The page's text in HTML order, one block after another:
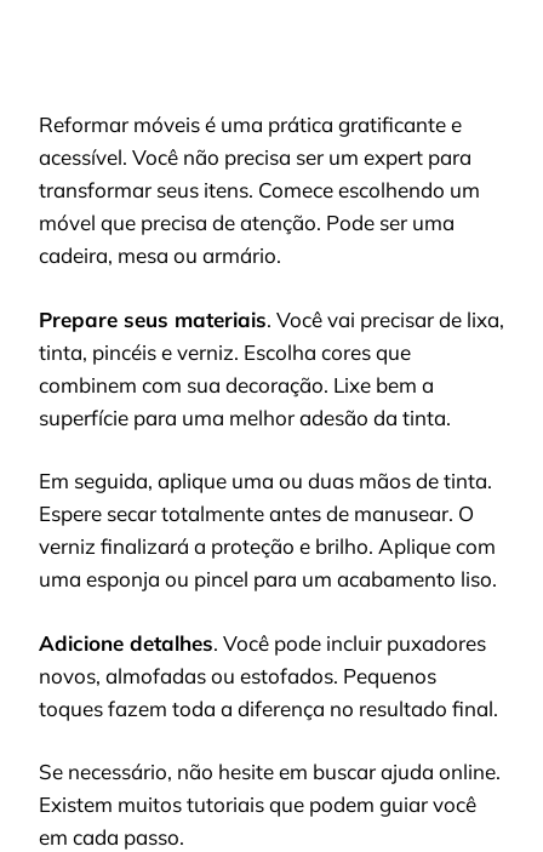
Reformar móveis é uma prática gratificante e
acessível. Você não precisa ser um expert para
transformar seus itens. Comece escolhendo um
móvel que precisa de atenção. Pode ser uma
cadeira, mesa ou armário.
Prepare seus materiais. Você vai precisar de lixa,
tinta, pincéis e verniz. Escolha cores que
combinem com sua decoração. Lixe bem a
superfície para uma melhor adesão da tinta.
Em seguida, aplique uma ou duas mãos de tinta.
Espere secar totalmente antes de manusear. O
verniz finalizará a proteção e brilho. Aplique com
uma esponja ou pincel para um acabamento liso.
Adicione detalhes. Você pode incluir puxadores
novos, almofadas ou estofados. Pequenos
toques fazem toda a diferença no resultado final.
Se necessário, não hesite em buscar ajuda online.
Existem muitos tutoriais que podem guiar você
em cada passo.